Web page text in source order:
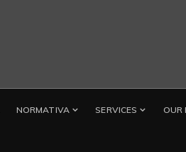
NORMATIVA SERVICES OUR